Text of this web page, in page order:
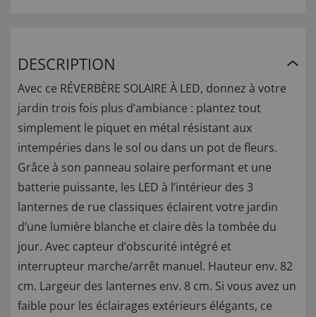
DESCRIPTION
Avec ce RÉVERBÈRE SOLAIRE À LED, donnez à votre
jardin trois fois plus d’ambiance : plantez tout
simplement le piquet en métal résistant aux
intempéries dans le sol ou dans un pot de fleurs.
Grâce à son panneau solaire performant et une
batterie puissante, les LED à l’intérieur des 3
lanternes de rue classiques éclairent votre jardin
d’une lumière blanche et claire dès la tombée du
jour. Avec capteur d’obscurité intégré et
interrupteur marche/arrêt manuel. Hauteur env. 82
cm. Largeur des lanternes env. 8 cm. Si vous avez un
faible pour les éclairages extérieurs élégants, ce